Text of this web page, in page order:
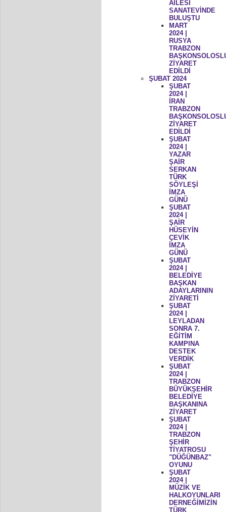
AİLESİ
SANATEVİNDE
BULUŞTU
MART
2024 |
RUSYA
TRABZON
ZİYARET
EDİLDİ
ŞUBAT 2024
ŞUBAT
2024 |
İRAN
TRABZON
ZİYARET
EDİLDİ
ŞUBAT
2024 |
YAZAR
ŞAİR
SERKAN
TÜRK
SÖYLEŞİ
İMZA
GÜNÜ
ŞUBAT
2024 |
ŞAİR
HÜSEYİN
ÇEVİK
İMZA
GÜNÜ
ŞUBAT
2024 |
BELEDİYE
BAŞKAN
ADAYLARININ
ZİYARETİ
ŞUBAT
2024 |
LEYLADAN
SONRA 7.
EĞİTİM
KAMPINA
DESTEK
VERDİK
ŞUBAT
2024 |
TRABZON
BÜYÜKŞEHİR
BELEDİYE
BAŞKANINA
ZİYARET
ŞUBAT
2024 |
TRABZON
ŞEHİR
TİYATROSU
"DÜĞÜNBAZ"
OYUNU
ŞUBAT
2024 |
MÜZİK VE
HALKOYUNLARI
DERNEĞİMİZİN
TÜRK